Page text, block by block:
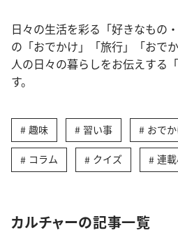
日々の生活を彩る「好きなもの
の「おでかけ」「旅行」「おで
人の日々の暮らしをお伝えする
す。
趣味 習い事 おで
コラム クイズ 連
カルチャーの記事一覧